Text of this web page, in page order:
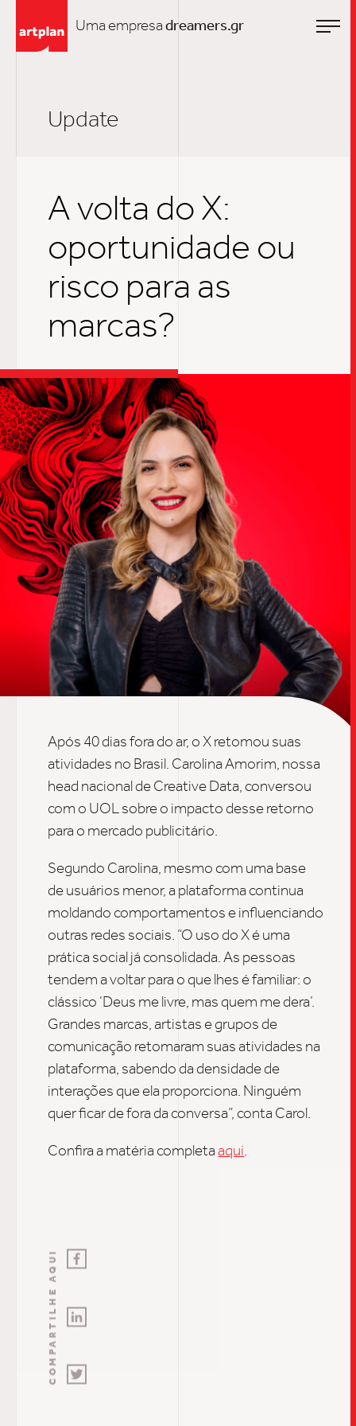
Uma empresadreamers.gr
Update
A volta do X:
oportunidade ou
risco para as
marcas?
Após 40 dias fora do ar, o X retomou suas
atividades no Brasil. Carolina Amorim, nossa
head nacional de Creative Data, conversou
com o UOL sobre o impacto desse retorno
para o mercado publicitário.
Segundo Carolina, mesmo com uma base
de usuários menor, a plataforma continua
moldando comportamentos e influenciando
outras redes sociais. “O uso do X é uma
prática social já consolidada. As pessoas
tendem a voltar para o que lhes é familiar: o
clássico ‘Deus me livre, mas quem me dera’.
Grandes marcas, artistas e grupos de
comunicação retomaram suas atividades na
plataforma, sabendo da densidade de
interações que ela proporciona. Ninguém
quer ficar de fora da conversa”, conta Carol.
Confira a matéria completa aqui.
COMPARTILHE AQUI